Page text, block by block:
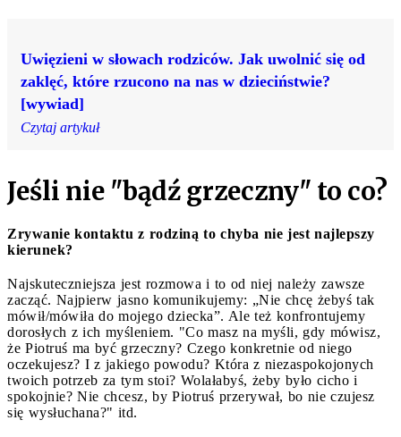
Uwięzieni w słowach rodziców. Jak uwolnić się od
zaklęć, które rzucono na nas w dzieciństwie?
[wywiad]
Czytaj artykuł
Jeśli nie "bądź grzeczny" to co?
Zrywanie kontaktu z rodziną to chyba nie jest najlepszy
kierunek?
Najskuteczniejsza jest rozmowa i to od niej należy zawsze
zacząć. Najpierw jasno komunikujemy: „Nie chcę żebyś tak
mówił/mówiła do mojego dziecka”. Ale też konfrontujemy
dorosłych z ich myśleniem. "Co masz na myśli, gdy mówisz,
że Piotruś ma być grzeczny? Czego konkretnie od niego
oczekujesz? I z jakiego powodu? Która z niezaspokojonych
twoich potrzeb za tym stoi? Wolałabyś, żeby było cicho i
spokojnie? Nie chcesz, by Piotruś przerywał, bo nie czujesz
się wysłuchana?" itd.